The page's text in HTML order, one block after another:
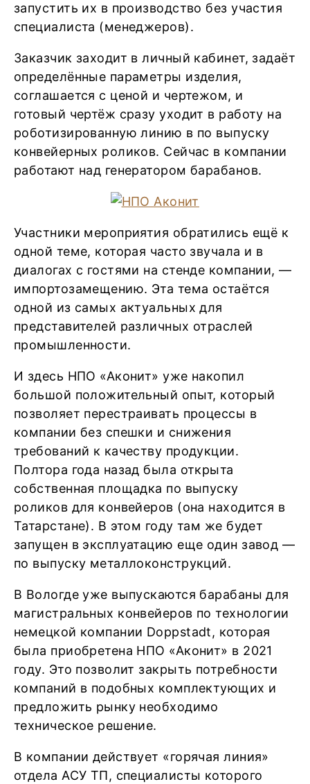
запустить их в производство без участия
специалиста (менеджеров).
Заказчик заходит в личный кабинет, задаёт
определённые параметры изделия,
соглашается с ценой и чертежом, и
готовый чертёж сразу уходит в работу на
роботизированную линию в по выпуску
конвейерных роликов. Сейчас в компании
работают над генератором барабанов.
Участники мероприятия обратились ещё к
одной теме, которая часто звучала и в
диалогах с гостями на стенде компании, —
импортозамещению. Эта тема остаётся
одной из самых актуальных для
представителей различных отраслей
промышленности.
И здесь НПО «Аконит» уже накопил
большой положительный опыт, который
позволяет перестраивать процессы в
компании без спешки и снижения
требований к качеству продукции.
Полтора года назад была открыта
собственная площадка по выпуску
роликов для конвейеров (она находится в
Татарстане). В этом году там же будет
запущен в эксплуатацию еще один завод —
по выпуску металлоконструкций.
В Вологде уже выпускаются барабаны для
магистральных конвейеров по технологии
немецкой компании Doppstadt, которая
была приобретена НПО «Аконит» в 2021
году. Это позволит закрыть потребности
компаний в подобных комплектующих и
предложить рынку необходимо
техническое решение.
В компании действует «горячая линия»
отдела АСУ ТП, специалисты которого